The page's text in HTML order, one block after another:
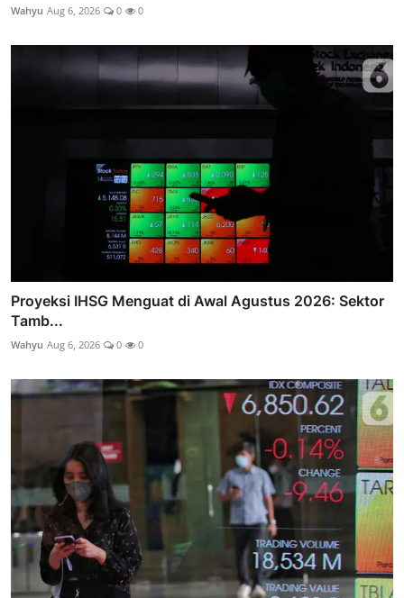
Wahyu Aug 6, 2026 0 0
Proyeksi IHSG Menguat di Awal Agustus 2026: Sektor
Tamb...
Wahyu Aug 6, 2026 0 0